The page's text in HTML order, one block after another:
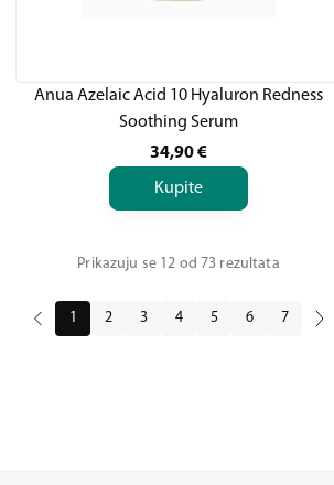
Anua Azelaic Acid 10 Hyaluron Redness
Soothing Serum
34,90€
Kupite
Prikazuju se 12 od 73 rezultata
1 2 3 4 5 6 7